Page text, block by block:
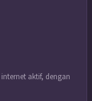
aktif, dengan